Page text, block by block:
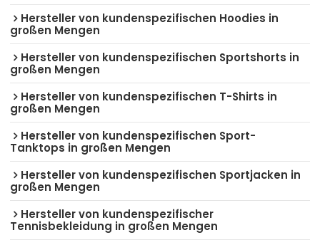
Hersteller von kundenspezifischen Hoodies in
großen Mengen
Hersteller von kundenspezifischen Sportshorts in
großen Mengen
Hersteller von kundenspezifischen T-Shirts in
großen Mengen
Hersteller von kundenspezifischen Sport-
Tanktops in großen Mengen
Hersteller von kundenspezifischen Sportjacken in
großen Mengen
Hersteller von kundenspezifischer
Tennisbekleidung in großen Mengen